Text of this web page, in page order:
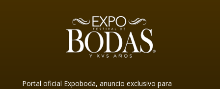
Portal oficial Expoboda, anuncio exclusivo para